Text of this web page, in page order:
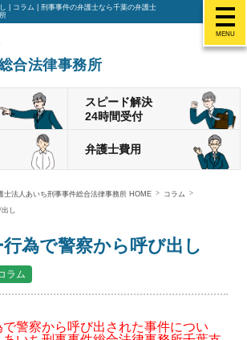
MENU
| コラム | 刑事事件の弁護士なら千葉の弁護士
合法律事務所
スピード解決
24時間受付
弁護士費用
士法人あいち刑事事件総合法律事務所 HOME
コラム
し
為で警察から呼び出し
ラム
警察から呼び出された事件につい